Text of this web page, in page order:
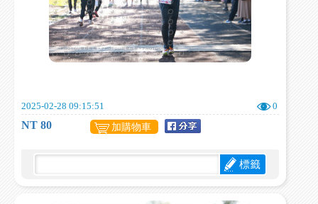
2025-02-28 09:15:51 0
NT 80 加購物車
標籤